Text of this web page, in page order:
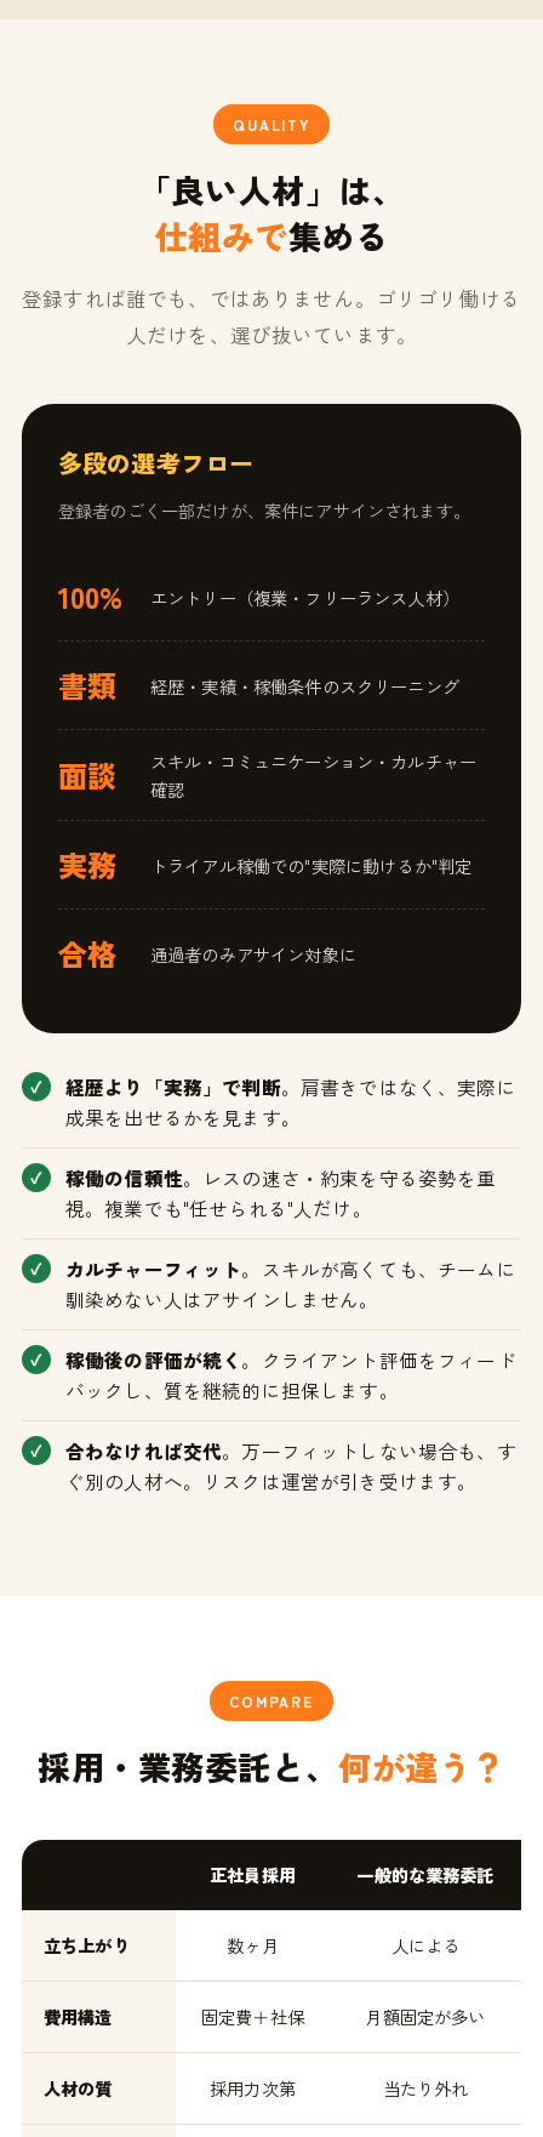
QUALITY
「良い人材」は、
仕組みで集める
登録すれば誰でも、ではありません。ゴリゴリ働ける
人だけを、選び抜いています。
多段の選考フロー
登録者のごく一部だけが、案件にアサインされます。
100% エントリー（複業・フリーランス人材）
書類 経歴・実績・稼働条件のスクリーニング
面談
スキル・コミュニケーション・カルチャー
確認
実務 トライアル稼働での"実際に動けるか"判定
合格 通過者のみアサイン対象に
経歴より「実務」で判断。肩書きではなく、実際に
成果を出せるかを見ます。
稼働の信頼性。レスの速さ・約束を守る姿勢を重
視。複業でも"任せられる"人だけ。
カルチャーフィット。スキルが高くても、チームに
馴染めない人はアサインしません。
稼働後の評価が続く 。クライアント評価をフィード
バックし、質を継続的に担保します。
合わなければ交代。万一フィットしない場合も、す
ぐ別の人材へ。リスクは運営が引き受けます。
COMPARE
採用・業務委託と、何が違う？
正社員採用 一般的な業務委託
立ち上がり 数ヶ月 人による
費用構造 固定費＋社保 月額固定が多い
人材の質 採用力次第 当たり外れ